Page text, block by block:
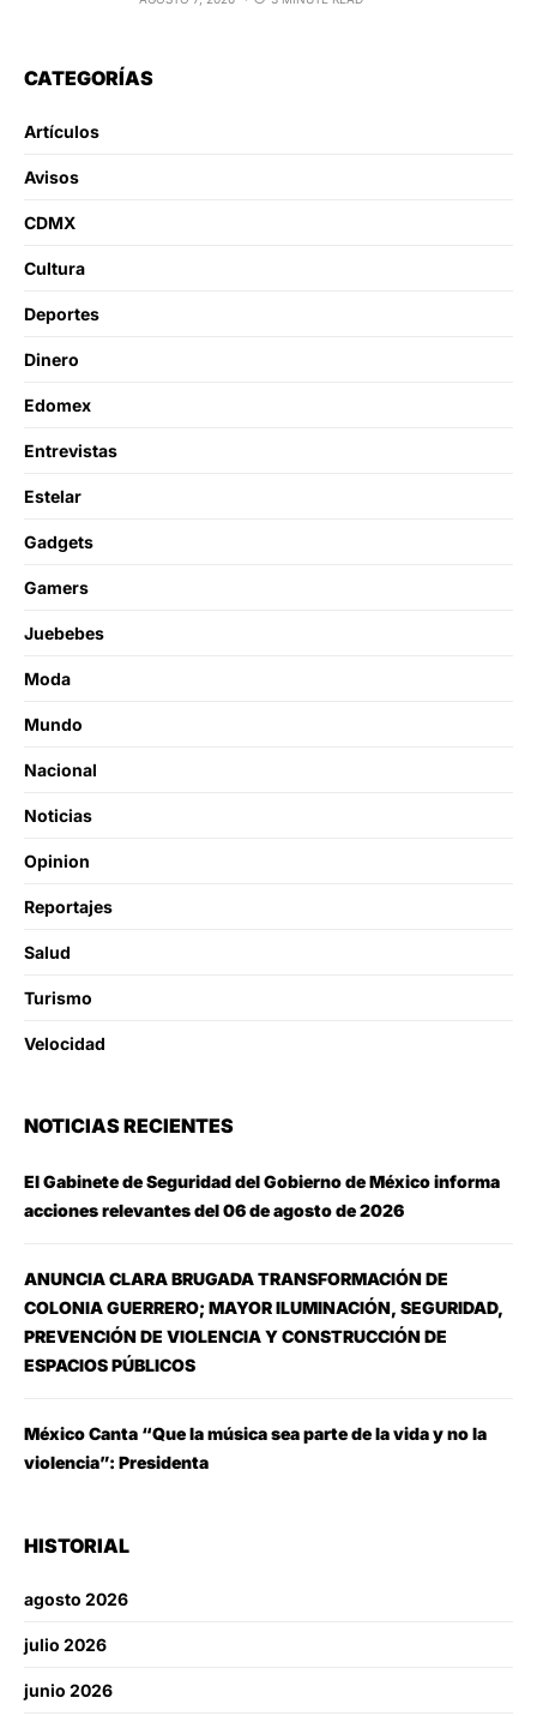
CATEGORÍAS
Artículos
Avisos
CDMX
Cultura
Deportes
Dinero
Edomex
Entrevistas
Estelar
Gadgets
Gamers
Juebebes
Moda
Mundo
Nacional
Noticias
Opinion
Reportajes
Salud
Turismo
Velocidad
NOTICIAS RECIENTES
El Gabinete de Seguridad del Gobierno de México informa
acciones relevantes del 06 de agosto de 2026
ANUNCIA CLARA BRUGADA TRANSFORMACIÓN DE
COLONIA GUERRERO; MAYOR ILUMINACIÓN, SEGURIDAD,
PREVENCIÓN DE VIOLENCIA Y CONSTRUCCIÓN DE
ESPACIOS PÚBLICOS
México Canta “Que la música sea parte de la vida y no la
violencia”: Presidenta
HISTORIAL
agosto 2026
julio 2026
junio 2026